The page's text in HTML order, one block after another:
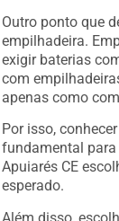
Outro ponto que
empilhadeira.
exigir baterias
com
apenas como
Por isso,
fundamental para
Apuiarés CE
esperado.
Além disso,